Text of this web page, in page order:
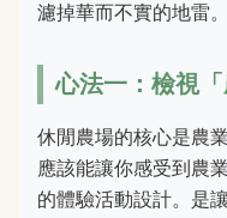
濾掉華而不實的地雷。
心法一：檢視
休閒農場的核心是農
應該能讓你感受到農
的體驗活動設計。是